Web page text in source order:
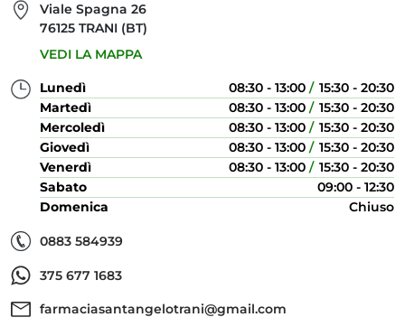
Viale Spagna 26
76125 TRANI (BT)
VEDI LA MAPPA
Lunedì 08:30 - 13:00
15:30 - 20:30
Martedì
08:30 - 13:00
15:30 - 20:30
Mercoledì
08:30 - 13:00
15:30 - 20:30
Giovedì
08:30 - 13:00
15:30 - 20:30
Venerdì
08:30 - 13:00
15:30 - 20:30
Sabato
09:00 - 12:30
Domenica
Chiuso
0883 584939
375 677 1683
farmaciasantangelotrani@gmail.com